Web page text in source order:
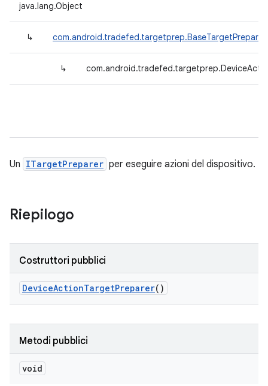
java.lang.Object
↳ com.android.tradefed.targetprep.BaseTargetPreparer
↳
Un ITargetPreparer per eseguire azioni del dispositivo.
Riepilogo
Costruttori pubblici
DeviceActionTargetPreparer()
Metodi pubblici
void